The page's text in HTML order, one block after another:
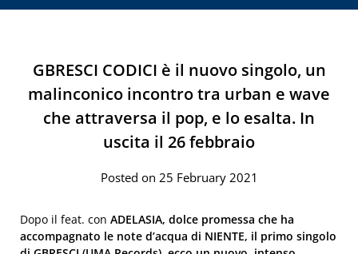
GBRESCI CODICI è il nuovo singolo, un
malinconico incontro tra urban e wave
che attraversa il pop, e lo esalta. In
uscita il 26 febbraio
Posted on 25 February 2021
Dopo il feat. con ADELASIA, dolce promessa che ha
accompagnato le note d’acqua di NIENTE, il primo singolo